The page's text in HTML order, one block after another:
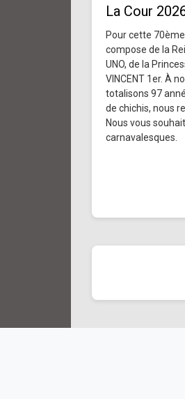
La Cour
Pour cette
compose de la
UNO, de la
VINCENT 1er. À
totalisons 97
de chichis, nous
Nous vous
carnavalesques.